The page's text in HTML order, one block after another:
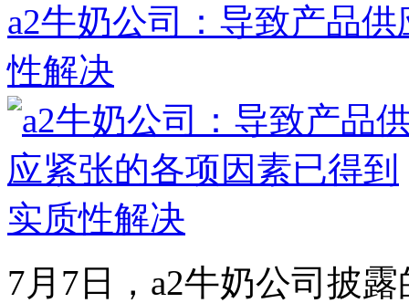
a2牛奶公司：导致产品
性解决
7月7日，a2牛奶公司披